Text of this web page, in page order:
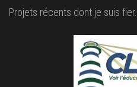
Projets récents dont je suis fier…